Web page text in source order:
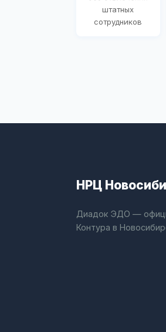
штатных
сотрудников
НРЦ
Диадок ЭДО —
Контура в